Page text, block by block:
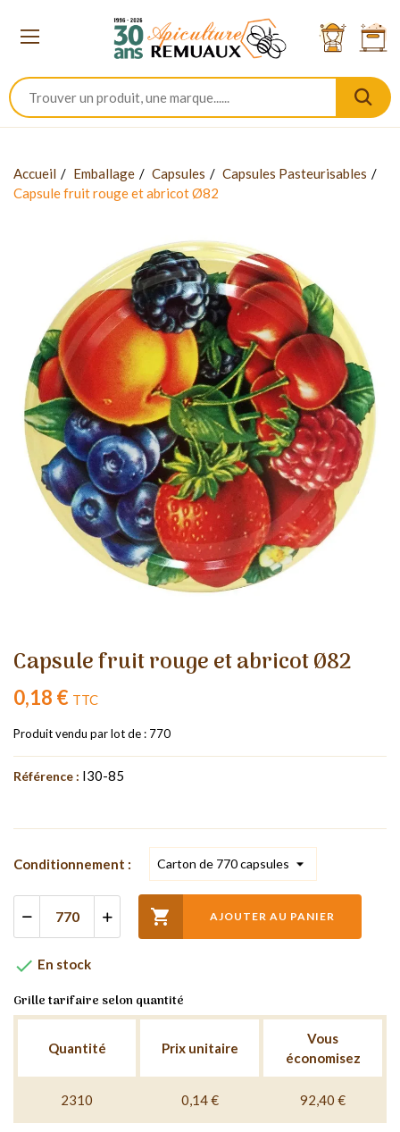
Accueil Emballage Capsules
Capsules Pasteurisables
Capsule fruit rouge et abricot Ø82
Capsule fruit rouge et abricot Ø82
0,18 € TTC
Produit vendu par lot de : 770
Référence : I30-85
Conditionnement :
 AJOUTER AU PANIER
 En stock
Grille tarifaire selon quantité
Quantité Prix unitaire
Vous
économisez
2310 0,14 € 92,40 €